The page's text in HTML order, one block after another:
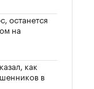
останется
на
как
в